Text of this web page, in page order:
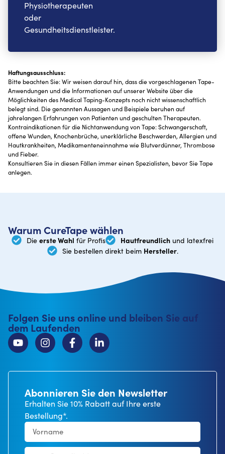
Physiotherapeuten
oder
Gesundheitsdienstleister.
Haftungsausschluss:
Bitte beachten Sie: Wir weisen darauf hin, dass die vorgeschlagenen Tape-
Anwendungen und die Informationen auf unserer Website über die
Möglichkeiten des Medical Taping-Konzepts noch nicht wissenschaftlich
belegt sind. Die genannten Aussagen und Beispiele beruhen auf
jahrelangen Erfahrungen von Patienten und geschulten Therapeuten.
Kontraindikationen für die Nichtanwendung von Tape: Schwangerschaft,
offene Wunden, Knochenbrüche, unerklärliche Beschwerden, Allergien und
Hautkrankheiten, Medikamenteneinnahme wie Blutverdünner, Thrombose
und Fieber.
Konsultieren Sie in diesen Fällen immer einen Spezialisten, bevor Sie Tape
anlegen.
Warum CureTape wählen
Die erste Wahl für Profis Hautfreundlich und latexfrei
Sie bestellen direkt beim Hersteller.
Folgen Sie uns online und bleiben Sie auf
dem Laufenden
Abonnieren Sie den Newsletter
Erhalten Sie 10% Rabatt auf Ihre erste
Bestellung*.